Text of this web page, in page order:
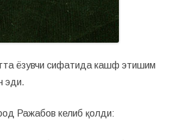
ёзувчи сифатида кашф этишим
эди.
Ражабов келиб қолди: